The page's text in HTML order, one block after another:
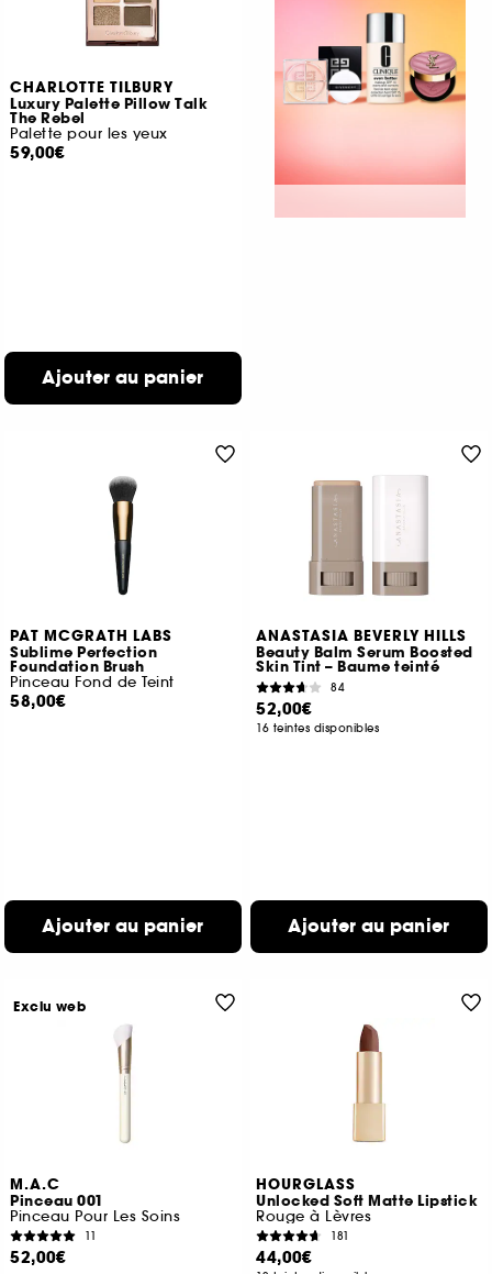
CHARLOTTE TILBURY
Luxury Palette Pillow Talk
The Rebel
Palette pour les yeux
59,00€
Ajouter au panier
PAT MCGRATH LABS
Sublime Perfection
Foundation Brush
Pinceau Fond de Teint
58,00€
Ajouter au panier
ANASTASIA BEVERLY HILLS
Beauty Balm Serum Boosted
Skin Tint – Baume teinté
84
52,00€
16 teintes disponibles
Ajouter au panier
M.A.C
Pinceau 001
Pinceau Pour Les Soins
11
52,00€
Exclu web
HOURGLASS
Unlocked Soft Matte Lipstick
Rouge à Lèvres
181
44,00€